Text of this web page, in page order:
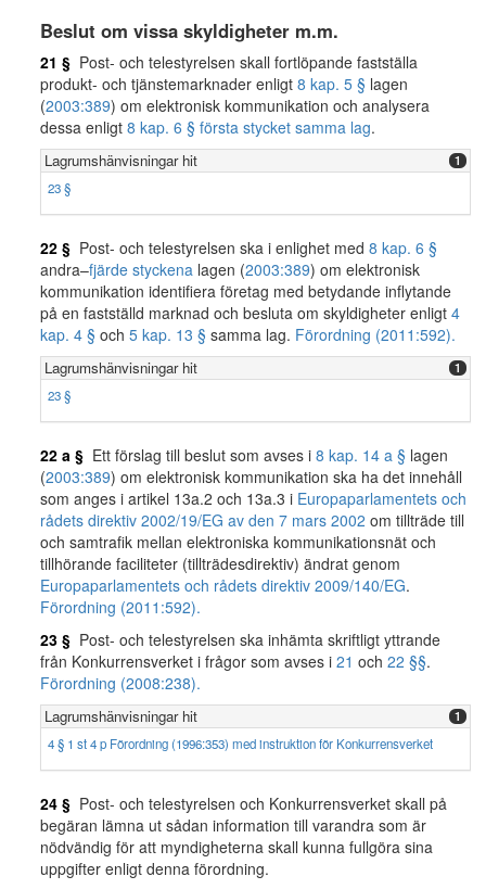
Beslut om vissa skyldigheter m.m.
21 § Post- och telestyrelsen skall fortlöpande fastställa
produkt- och tjänstemarknader enligt 8 kap. 5 § lagen
(2003:389) om elektronisk kommunikation och analysera
dessa enligt 8 kap. 6 § första stycket samma lag.
Lagrumshänvisningar hit 1
23 §
22 § Post- och telestyrelsen ska i enlighet med 8 kap. 6 §
andra–fjärde styckena lagen (2003:389) om elektronisk
kommunikation identifiera företag med betydande inflytande
på en fastställd marknad och besluta om skyldigheter enligt 4
kap. 4 § och 5 kap. 13 § samma lag. Förordning (2011:592).
Lagrumshänvisningar hit 1
23 §
22 a § Ett förslag till beslut som avses i 8 kap. 14 a § lagen
(2003:389) om elektronisk kommunikation ska ha det innehåll
som anges i artikel 13a.2 och 13a.3 i Europaparlamentets och
rådets direktiv 2002/19/EG av den 7 mars 2002 om tillträde till
och samtrafik mellan elektroniska kommunikationsnät och
tillhörande faciliteter (tillträdesdirektiv) ändrat genom
Europaparlamentets och rådets direktiv 2009/140/EG.
Förordning (2011:592).
23 § Post- och telestyrelsen ska inhämta skriftligt yttrande
från Konkurrensverket i frågor som avses i 21 och 22 §§.
Förordning (2008:238).
Lagrumshänvisningar hit 1
4 § 1 st 4 p Förordning (1996:353) med instruktion för Konkurrensverket
24 § Post- och telestyrelsen och Konkurrensverket skall på
begäran lämna ut sådan information till varandra som är
nödvändig för att myndigheterna skall kunna fullgöra sina
uppgifter enligt denna förordning.